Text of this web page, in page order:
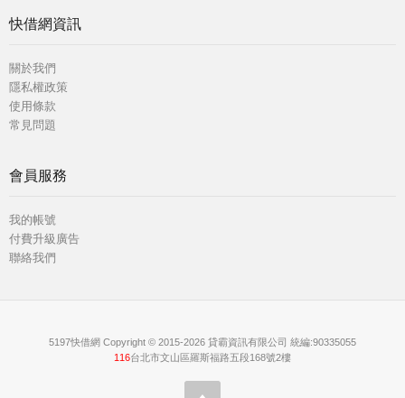
快借網資訊
關於我們
隱私權政策
使用條款
常見問題
會員服務
我的帳號
付費升級廣告
聯絡我們
5197快借網 Copyright © 2015-2026 貸霸資訊有限公司 統編:90335055
116台北市文山區羅斯福路五段168號2樓